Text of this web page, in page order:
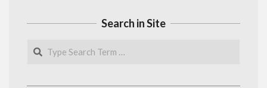
Search in Site
Search